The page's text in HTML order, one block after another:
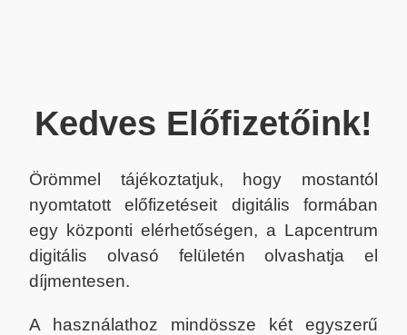
Kedves Előfizetőink!
Örömmel tájékoztatjuk, hogy mostantól
nyomtatott előfizetéseit digitális formában
egy központi elérhetőségen, a Lapcentrum
digitális olvasó felületén olvashatja el
díjmentesen.
A használathoz mindössze két egyszerű